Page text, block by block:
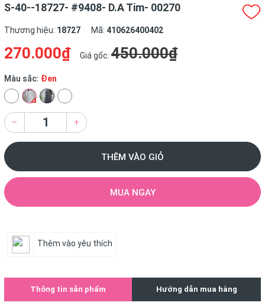
S-40--18727- #9408- D.A Tim- 00270
Thương hiệu: 18727 Mã: 410626400402
270.000₫ Giá gốc: 450.000₫
Màu sắc: Đen
– +
THÊM VÀO GIỎ
MUA NGAY
Thêm vào yêu thích
Thông tin sản phẩm Hướng dẫn mua hàng